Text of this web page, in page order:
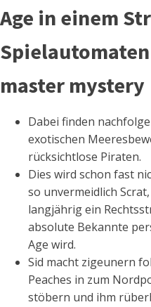
Age in einem
master mystery
Dabei finden
exotischen
rücksichtlose Piraten.
Dies wird schon fast
so unvermeidlich
langjährig ein
absolute Bekannte
Age wird.
Sid macht zigeunern
Peaches in zum
stöbern und ihm